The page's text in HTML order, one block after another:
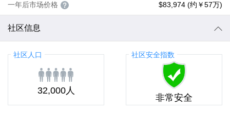
一年后市场价格 $83,974 (约￥57万)
社区信息
社区人口
32,000人
社区安全指数
非常安全